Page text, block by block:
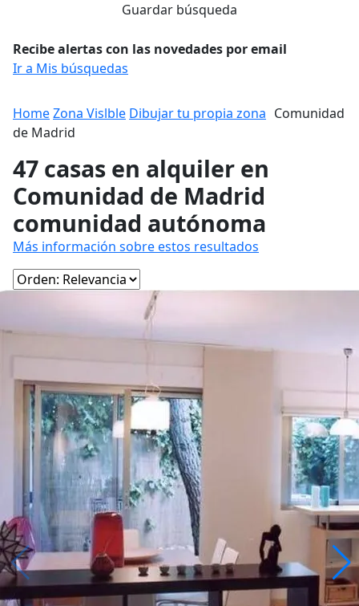
Guardar búsqueda
Recibe alertas con las novedades por email
Ir a Mis búsquedas
HomeZona Vislble Dibujar tu propia zona Comunidad
de Madrid
47 casas en alquiler en
Comunidad de Madrid
comunidad autónoma
Más información sobre estos resultados